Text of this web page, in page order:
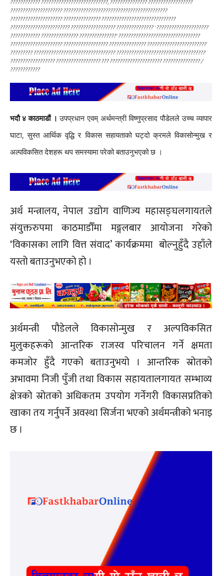
???????????? ???????????????????????????, ??????????????? ??????????????????
????????????????????? ??????????????????????????????????????????
????????????????????? ??????????????? ??????????????????????????????
???????????????????????? ?????????????????? ??????????????? ' ?????????????????????
???????????? ??????????????? ???????????????' ?????????????????????????????????
????????????????????? ?????????????????? ??????????????? ????????????????????????
????????? ????????????????????????????????? ????????????????????????????????????
?????????????????? ?????????????????? ??? ????????????????????? ??????????????? /
????????????
भदौ ४ काठमाडौं ।उपप्रधान एवम् अर्थमन्त्री विष्णुप्रसाद पौडेलले उच्च व्यापार
घाटा, सुस्त आर्थिक वृद्धि र विकास सहायताको घट्दो क्रमले विकासोन्मुख र
अल्पविकसित देशहरू थप समस्यामा परेको बताउनुभएको छ ।
अर्थ मन्त्रालय, नेपाल उद्योग वाणिज्य महासङ्घलगायतले
संयुक्तरुपमा काठमाडौँमा मङ्गलबार आयोजना गरेको
‘विकासका लागि वित्त संवाद’ कार्यक्रममा बोल्नुहुँदै उहाँले
यस्तो बताउनुभएको हो ।
अर्थमन्त्री पौडेलले विकासोन्मुख र अल्पविकसित
मुलुकहरूको आन्तरिक राजस्व परिचालन गर्ने क्षमता
कमजोर हुँदै गएको बताउनुभयो । आन्तरिक स्रोतको
अभावमा निजी पुँजी तथा विकास सहायतालगायत सम्भाव्य
क्षेत्रको स्रोतको अधिकतम उपयोग गर्नेगरी विकासप्रतिको
खाका तय गर्नुपर्ने अवस्था सिर्जना भएको अर्थमन्त्रीको भनाइ
छ ।